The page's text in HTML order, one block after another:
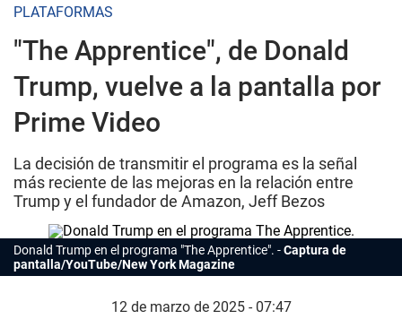
PLATAFORMAS
"The Apprentice", de Donald
Trump, vuelve a la pantalla por
Prime Video
La decisión de transmitir el programa es la señal
más reciente de las mejoras en la relación entre
Trump y el fundador de Amazon, Jeff Bezos
Donald Trump en el programa "The Apprentice".
Captura de
pantalla/YouTube/New York Magazine
12 de marzo de 2025 - 07:47